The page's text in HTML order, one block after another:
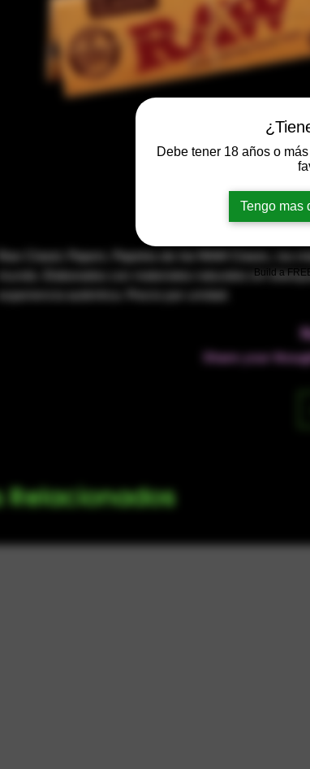
Debe tener 18 años o
Tengo mas
Build a
Raw Classic Papers. Papeles de liar RAW Classic, los
mundo. Elaborados con materiales naturales sin
experiencia auténtica. Precio por unidad.
Share your
Relacionados